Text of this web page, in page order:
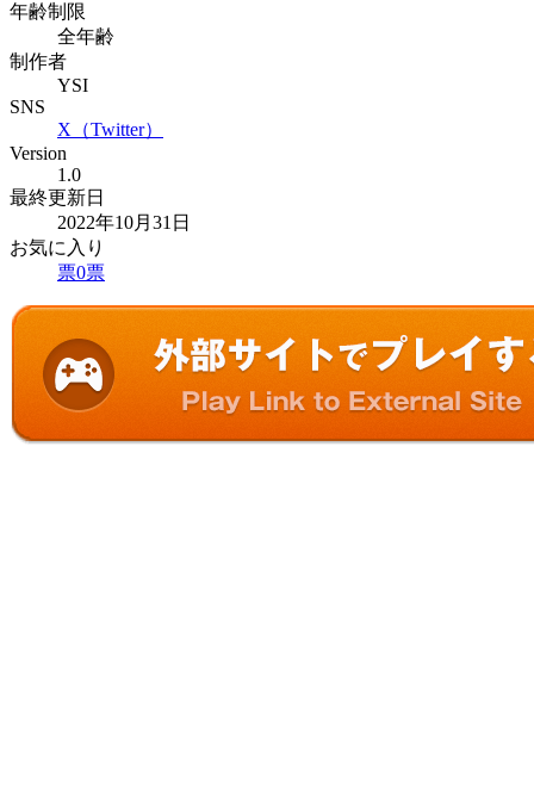
年齢制限
全年齢
制作者
YSI
SNS
X（Twitter）
Version
1.0
最終更新日
2022年10月31日
お気に入り
票0票